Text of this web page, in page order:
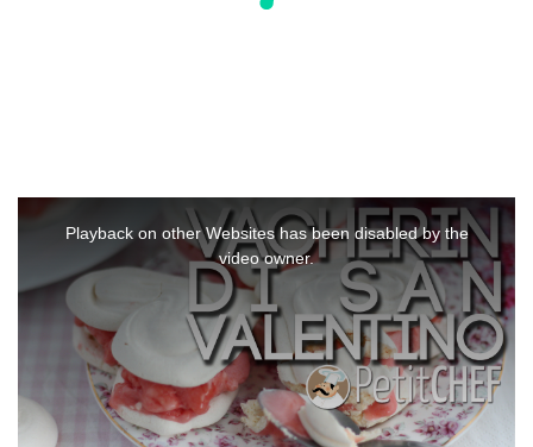
Playback on other Websites has been disabled by the
video owner.